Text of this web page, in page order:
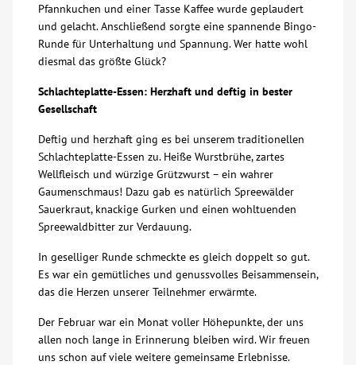
AWO BB Süd
Pfannkuchen und einer Tasse Kaffee wurde geplaudert
und gelacht. Anschließend sorgte eine spannende Bingo-
Runde für Unterhaltung und Spannung. Wer hatte wohl
diesmal das größte Glück?
Schlachteplatte-Essen: Herzhaft und deftig in bester
Gesellschaft
Deftig und herzhaft ging es bei unserem traditionellen
Schlachteplatte-Essen zu. Heiße Wurstbrühe, zartes
Wellfleisch und würzige Grützwurst – ein wahrer
Gaumenschmaus! Dazu gab es natürlich Spreewälder
Sauerkraut, knackige Gurken und einen wohltuenden
Spreewaldbitter zur Verdauung.
In geselliger Runde schmeckte es gleich doppelt so gut.
Es war ein gemütliches und genussvolles Beisammensein,
das die Herzen unserer Teilnehmer erwärmte.
Der Februar war ein Monat voller Höhepunkte, der uns
allen noch lange in Erinnerung bleiben wird. Wir freuen
uns schon auf viele weitere gemeinsame Erlebnisse.